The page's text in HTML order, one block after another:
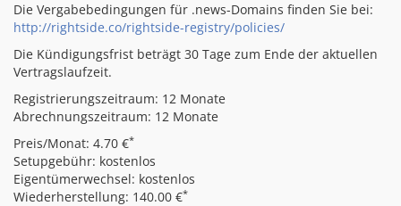
Die Vergabebedingungen für .news-Domains finden Sie bei:
http://rightside.co/rightside-registry/policies/
Die Kündigungsfrist beträgt 30 Tage zum Ende der aktuellen
Vertragslaufzeit.
Registrierungszeitraum: 12 Monate
Abrechnungszeitraum: 12 Monate
Preis/Monat: 4.70 €*
Setupgebühr: kostenlos
Eigentümerwechsel: kostenlos
Wiederherstellung: 140.00 €*